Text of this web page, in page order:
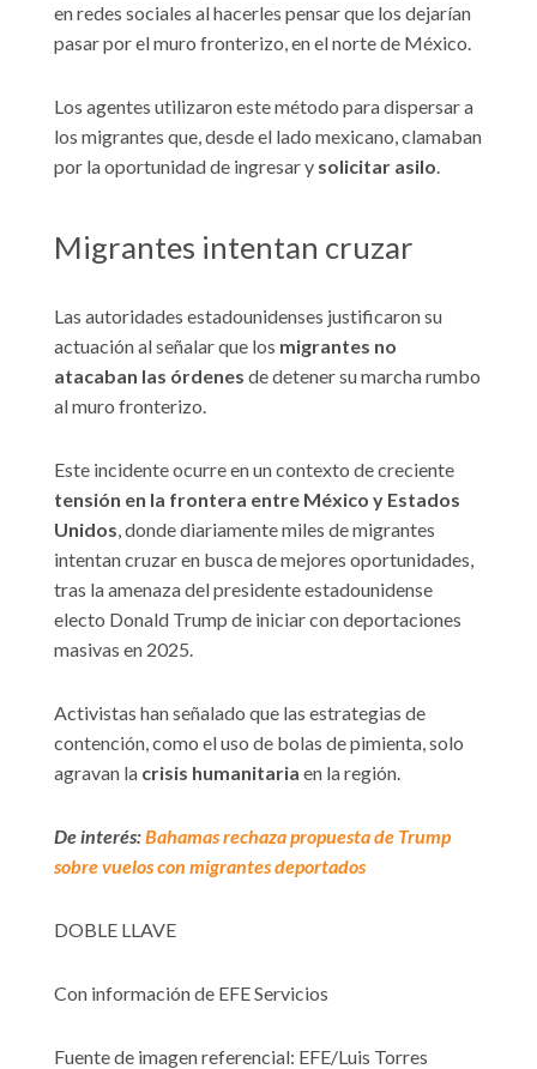
en redes sociales al hacerles pensar que los dejarían
pasar por el muro fronterizo, en el norte de México.
Los agentes utilizaron este método para dispersar a
los migrantes que, desde el lado mexicano, clamaban
por la oportunidad de ingresar y solicitar asilo.
Migrantes intentan cruzar
Las autoridades estadounidenses justificaron su
actuación al señalar que los migrantes no
atacaban las órdenes de detener su marcha rumbo
al muro fronterizo.
Este incidente ocurre en un contexto de creciente
tensión en la frontera entre México y Estados
Unidos, donde diariamente miles de migrantes
intentan cruzar en busca de mejores oportunidades,
tras la amenaza del presidente estadounidense
electo Donald Trump de iniciar con deportaciones
masivas en 2025.
Activistas han señalado que las estrategias de
contención, como el uso de bolas de pimienta, solo
agravan la crisis humanitaria en la región.
De interés:Bahamas rechaza propuesta de Trump
sobre vuelos con migrantes deportados
DOBLE LLAVE
Con información de EFE Servicios
Fuente de imagen referencial: EFE/Luis Torres